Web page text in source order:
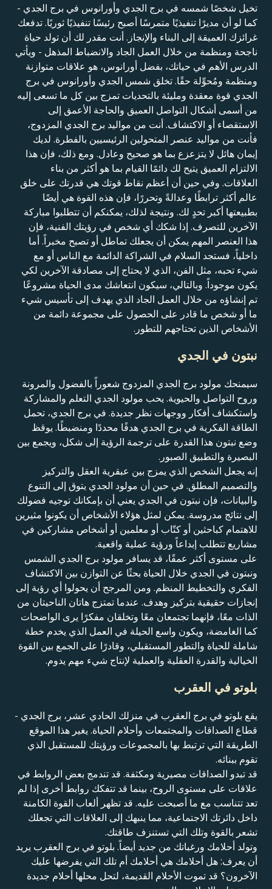
تخيل شخصًا شمسه في برج الجدي وأورانوس في برج الجدي -
كما لو أن مديرًا تنفيذيًا متمرسًا أصبح رئيسًا تنفيذيًا ثوريًا. تدفعك
غرائزك العميقة إلى البناء والإنجاز. أنت مقدر لك أن تولد حياة
ناجحة ومنظمة من خلال العمل الجاد والانضباط المذهل - ويأتي
الدرس الأهم في حياتك، بفضل أورانوس، هو علاقات متوازنة
ومنظمة ومُحوِّلة حقًا. تخلق شمس الجدي وأورانوس في برج
الجدي قوة معقدة ومليئة بالتحديات تمزج بين كل ما تسعى إليه
من أسمى أشكال التواصل العميق والحاجة الأعمق إلى
الاستقصاء أو الاكتشاف. أنت من مواليد برج الجدي المزدوج،
فأنت من مواليد عنصر المتحولين الرئيسيين بالفطرة. لديك
إيمان هائل لا يتزعزع بما هو صحيح وعادل. ومع ذلك، فإن هذا
الالتزام العميق يتيح لك دائمًا القيام بما هو أكثر من بناء
العلاقات. وفي حين أن أعظم نقاط قوتك هي قدرتك على خلق
عالم أكثر ترابطًا وعدالةً وتحررًا، فإن هذه القوة هي أيضًا
بطبيعتها أكبر تحدٍ لك. ونتيجة لذلك، يمكنكم أن تتطلبوا مباركة
الآخرين للتصرف. إذا شكك أي شخص في رؤيتك الفنية، فإن
هذا العنصر المهم يمكن أن يجعلك تماطل أو تصبح مخبراً. أما
داخلياً، فستجد السلام في الشراكة الدائمة مع الناس أو مع
شيء تحبه، مثل الفن، الذي لا يحتاج إلى مصادقة الآخرين لكي
يكون موجوداً. وبالتالي، سيكون انتعاشك مدى الحياة مشروعًا
تم إنشاؤه من خلال العمل الجاد الذي يهدف إلى تأسيس شيء
ما أو شخص ما قادر على الحصول على مجموعة دائمة من
الأشخاص الذين تحتاجهم للتطور.
نبتون في الجدي
سيمنحك مولود برج الجدي المزدوج شعوراً بالفضول والمرونة
وروح التواصل والحيوية. يحب مولود الجدي التعلم والمشاركة
واستكشاف أفكار ووجهات نظر جديدة. في برج الجدي، تحمل
الطاقة الفكرية في برج الجدي هدفًا محددًا ومنضبطًا. يوقظ
وضع نبتون هذا القدرة على ترجمة الرؤية إلى شكل، ويجمع بين
البصيرة والتطبيق الصبور.
إنه يجعل الشخص الذي يمزج بين عبقرية العقل والتركيز
والتصميم المطلق. في حين أن مولود الجدي يتوق إلى التنوع
والبيانات، فإن نبتون في الجدي يعني أن بإمكانك توجيه فضولك
إلى نتائج مدروسة. يمكن لمثل هؤلاء الأشخاص أن يكونوا مثيرين
للاهتمام كباحثين أو كتّاب أو معلمين أو أشخاص مشاركين في
مشاريع تتطلب إبداعاً ورؤية عملية واقعية.
على مستوى أكثر عمقًا، قد يسافر مولود برج الجدي الشمس
ونبتون في الجدي خلال الحياة بحثًا عن التوازن بين الاكتشاف
الفكري والتخطيط المنظم. ومن المرجح أن يحولوا أي رؤية إلى
إنجازات حقيقية بتركيز وهدف. عندما تمتزج هاتان الناحيتان من
الذات معًا، فإنهما تجتمعان معًا وتخلقان مفكرًا يرى الواضحات
كما الغامضة، ويكون واسع الحيلة في العمل الذي يخدم خطة
شاملة للحياة والتطور المستقبلي، وقادرًا على الجمع بين القوة
الخيالية والقدرة العقلية والعملية لإنتاج شيء مهم يدوم.
بلوتو في العقرب
يقع بلوتو في برج العقرب في منزلك الحادي عشر، برج الجدي -
قطاع الصداقات والمجتمعات وأحلام الحياة. يغير هذا الموقع
الطريقة التي ترتبط بها بالمجموعات ورؤيتك للمستقبل الذي
تقوم ببنائه.
قد تبدو الصداقات مصيرية ومكثفة. قد تندمج بعض الروابط في
علاقات على مستوى الروح، بينما قد تتفكك روابط أخرى إذا لم
تعد تتناسب مع ما أصبحت عليه. قد تظهر ألعاب القوة الكامنة
داخل دائرتك الاجتماعية، مما ينبهك إلى العلاقات التي تجعلك
تشعر بالقوة وتلك التي تستنزف طاقتك.
وتولد أحلامك ورغباتك من جديد أيضاً. بلوتو في برج العقرب يريد
أن يعرف: هل أحلامك هي أحلامك أم تلك التي يفرضها عليك
الآخرون؟ قد تموت الأحلام القديمة، لتحل محلها أحلام جديدة